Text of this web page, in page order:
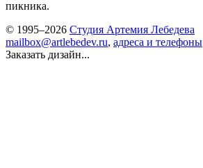
пикника.
© 1995–2026 Студия Артемия Лебедева
mailbox@artlebedev.ru, адреса и телефоны
Заказать дизайн...